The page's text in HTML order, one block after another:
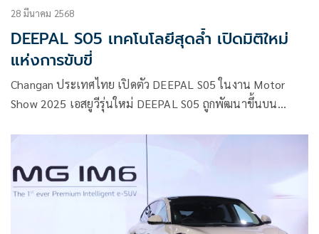
28 มีนาคม 2568
DEEPAL S05 เทคโนโลยีสุดล้ำ เปิดมิติใหม่
แห่งการขับขี่
Changan ประเทศไทย เปิดตัว DEEPAL S05 ในงาน Motor
Show 2025 เอสยูวีรุ่นใหม่ DEEPAL S05 ถูกพัฒนาขึ้นบน